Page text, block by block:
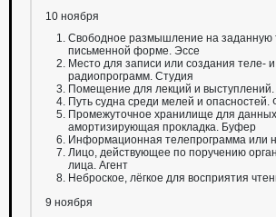
10 ноября
Свободное размышление на заданную
письменной форме. Эссе
Место для записи или создания теле- и
радиопрограмм. Студия
Помещение для лекций и
Путь судна среди мелей и опасностей.
Промежуточное хранилище для
амортизирующая прокладка. Буфер
Информационная телепрограмма или
Лицо, действующее по поручению
лица. Агент
Неброское, лёгкое для восприятия
9 ноября